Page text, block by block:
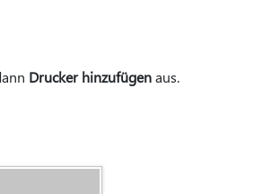
Drucker hinzufügenaus.